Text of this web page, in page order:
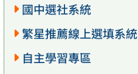
國中選社系統
繁星推薦線上選填系統
自主學習專區